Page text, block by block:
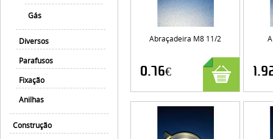
Gás
Diversos
Parafusos
Fixação
Anilhas
Construção
Abraçadeira M8 11/2
0.76€